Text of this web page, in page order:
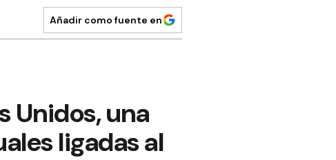
Añadir como fuente en
Unidos, una
ligadas al